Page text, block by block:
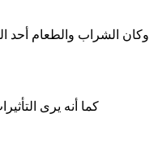
وكان الشراب والطعام أحد
كما أنه يرى